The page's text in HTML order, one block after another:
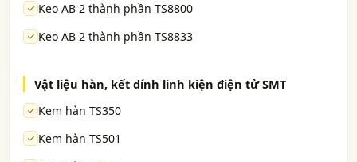
Keo AB 2 thành phần TS8800
Keo AB 2 thành phần TS8833
Vật liệu hàn, kết dính linh kiện điện tử SMT
Kem hàn TS350
Kem hàn TS501